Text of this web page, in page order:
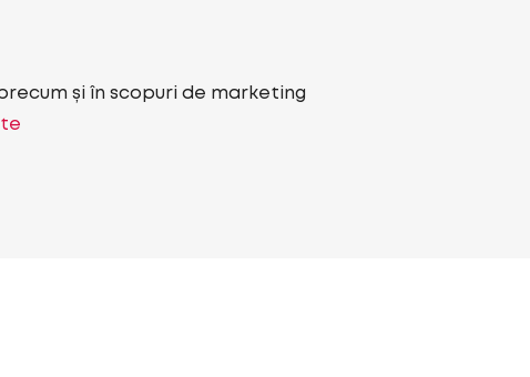
și în scopuri de marketing